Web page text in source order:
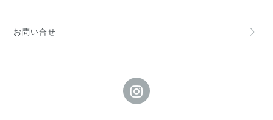
お問い合せ